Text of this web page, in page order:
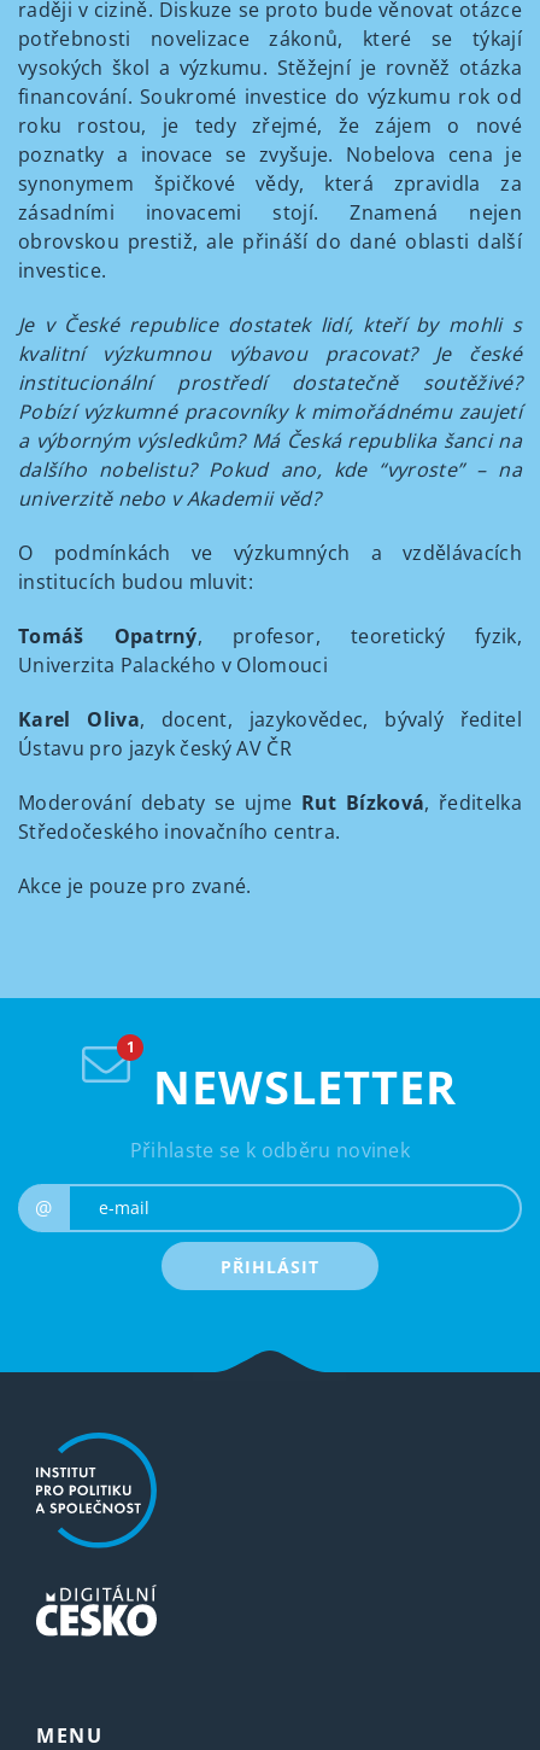
raději v cizině. Diskuze se proto bude věnovat otázce
potřebnosti novelizace zákonů, které se týkají
vysokých škol a výzkumu. Stěžejní je rovněž otázka
financování. Soukromé investice do výzkumu rok od
roku rostou, je tedy zřejmé, že zájem o nové
poznatky a inovace se zvyšuje. Nobelova cena je
synonymem špičkové vědy, která zpravidla za
zásadními inovacemi stojí. Znamená nejen
obrovskou prestiž, ale přináší do dané oblasti další
investice.
Je v České republice dostatek lidí, kteří by mohli s
kvalitní výzkumnou výbavou pracovat? Je české
institucionální prostředí dostatečně soutěživé?
Pobízí výzkumné pracovníky k mimořádnému zaujetí
a výborným výsledkům? Má Česká republika šanci na
dalšího nobelistu? Pokud ano, kde “vyroste” – na
univerzitě nebo v Akademii věd?
O podmínkách ve výzkumných a vzdělávacích
institucích budou mluvit:
Tomáš Opatrný, profesor, teoretický fyzik,
Univerzita Palackého v Olomouci
Karel Oliva, docent, jazykovědec, bývalý ředitel
Ústavu pro jazyk český AV ČR
Moderování debaty se ujme Rut Bízková, ředitelka
Středočeského inovačního centra.
Akce je pouze pro zvané.
NEWSLETTER
Přihlaste se k odběru novinek
@
PŘIHLÁSIT
MENU